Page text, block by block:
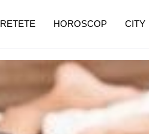
RETETE HOROSCOP CITY
de dureroasă este investigația